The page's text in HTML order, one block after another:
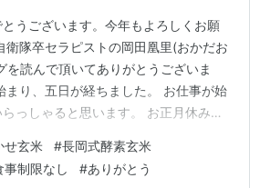
うございます。今年もよろしくお願
衛隊卒セラピストの岡田凰里(おかだお
を読んで頂いてありがとうございま
まり、五日が経ちました。 お仕事が始
っしゃると思います。 お正月休みの
酵素玄米でダイエットです。 このテ
、新たな年のスタートに、新しい食
せ玄米 #長岡式酵素玄米
事制限なし #ありがとう